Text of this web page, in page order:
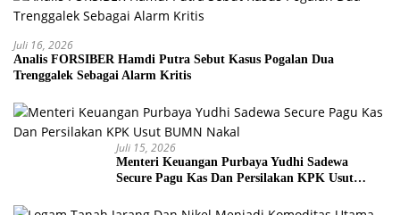
Juli 16, 2026
Analis FORSIBER Hamdi Putra Sebut Kasus Pogalan Dua
Trenggalek Sebagai Alarm Kritis
Juli 15, 2026
Menteri Keuangan Purbaya Yudhi Sadewa
Secure Pagu Kas Dan Persilakan KPK Usut